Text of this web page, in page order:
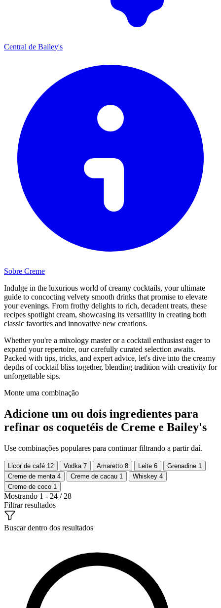
Central de Bailey's
Sobre Creme
Indulge in the luxurious world of creamy cocktails, your ultimate
guide to concocting velvety smooth drinks that promise to elevate
your evenings. From frothy delights to rich, decadent treats, these
recipes spotlight cream, showcasing its versatility in creating both
classic favorites and innovative new creations.
Whether you're a mixology master or a cocktail enthusiast eager to
expand your repertoire, our carefully curated selection awaits.
Packed with tips, tricks, and expert advice, let's dive into the creamy
depths of cocktail bliss together, blending tradition with creativity for
unforgettable sips.
Monte uma combinação
Adicione um ou dois ingredientes para
refinar os coquetéis de Creme e Bailey's
Use combinações populares para continuar filtrando a partir daí.
Licor de café 12 Vodka 7 Amaretto 8 Leite 6 Grenadine 1
Creme de menta 4 Creme de cacau 1 Whiskey 4
Creme de coco 1
Mostrando 1 - 24 / 28
Filtrar resultados
Buscar dentro dos resultados